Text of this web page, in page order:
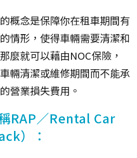
概念是保障你在租車期間有
情形，使得車輛需要清潔和
麼就可以藉由NOC保險，
輛清潔或維修期間而不能承
營業損失費用。
RAP／Rental Car
）：